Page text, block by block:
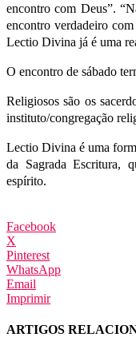
encontro com Deus”.
encontro verdadeiro
Lectio Divina já é uma
O encontro de sábado
Religiosos são os
instituto/congregação
Lectio Divina é uma
da Sagrada Escritura,
espírito.
Facebook
X
Pinterest
WhatsApp
Email
Imprimir
ARTIGOS